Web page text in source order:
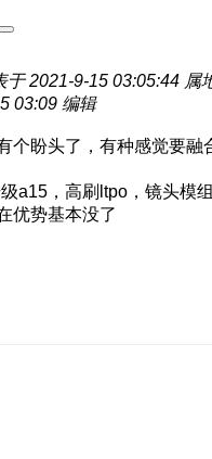
于 2021-9-15 03:05:44 属
03:09 编辑
个盼头了，有种感觉要
a15，高刷ltpo，镜头模
优势基本没了